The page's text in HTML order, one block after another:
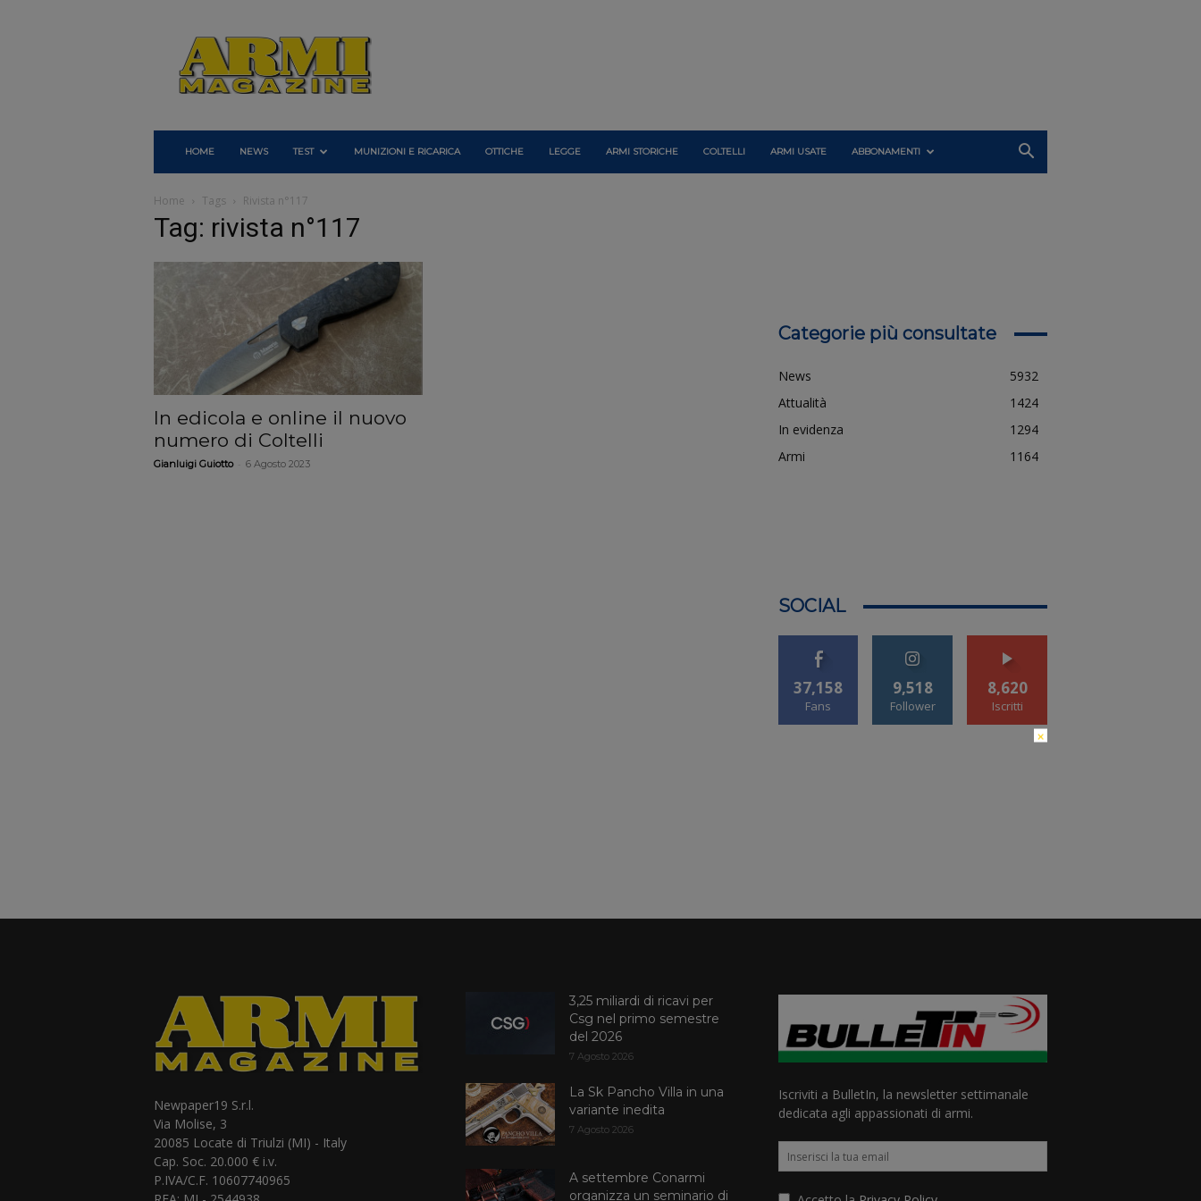
Armi
Magazine
HOME NEWS TEST MUNIZIONI E RICARICA OTTICHE LEGGE ARMI STORICHE COLTELLI ARMI USATE ABBONAMENTI
Home Tags Rivista n°117
Tag: rivista n°117
In edicola e online il nuovo
numero di Coltelli
Gianluigi Guiotto 6 Agosto 2023
Categorie più consultate
News
5932
Attualità
1424
In evidenza
1294
Armi
1164
SOCIAL
37,158
Fans
9,518
Follower
8,620
Iscritti
Newpaper19 S.r.l.
Via Molise, 3
20085 Locate di Triulzi (MI) - Italy
Cap. Soc. 20.000 € i.v.
P.IVA/C.F. 10607740965
3,25 miliardi di ricavi per
Csg nel primo semestre
del 2026
7 Agosto 2026
La Sk Pancho Villa in una
variante inedita
7 Agosto 2026
A settembre Conarmi
organizza un seminario di
Iscriviti a BulletIn, la newsletter settimanale
dedicata agli appassionati di armi.
×